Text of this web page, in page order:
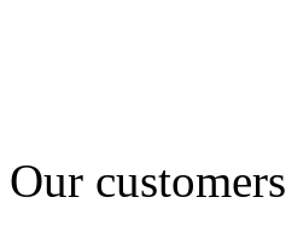
Our customers